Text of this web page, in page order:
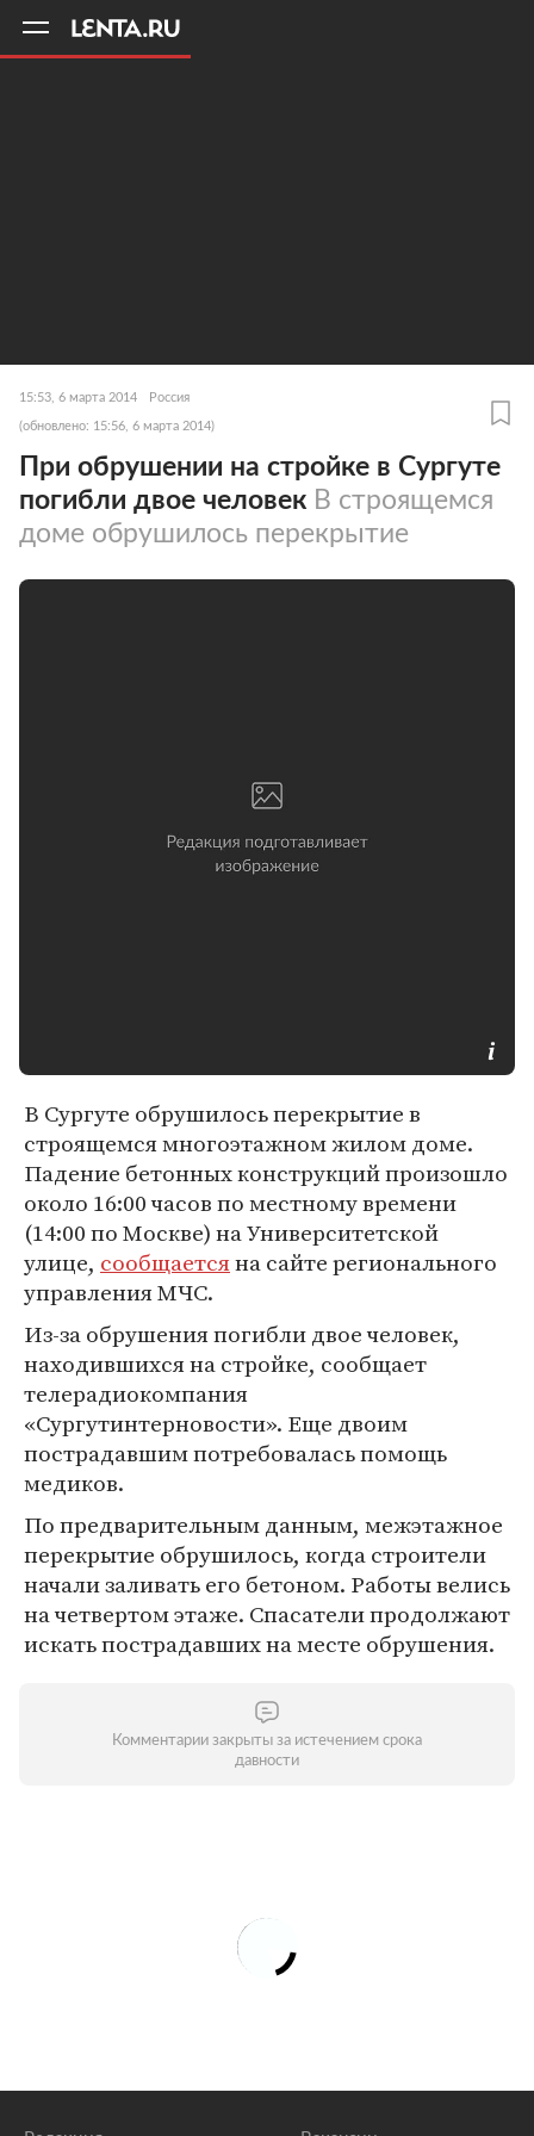
15:53, 6 марта 2014 Россия
(обновлено: 15:56, 6 марта 2014)
При обрушении на стройке в Сургуте
погибли двое человек В строящемся
доме обрушилось перекрытие
В Сургуте обрушилось перекрытие в
строящемся многоэтажном жилом доме.
Падение бетонных конструкций произошло
около 16:00 часов по местному времени
(14:00 по Москве) на Университетской
улице, сообщаетсяна сайте регионального
управления МЧС.
Из-за обрушения погибли двое человек,
находившихся на стройке, сообщает
телерадиокомпания
«Сургутинтерновости». Еще двоим
пострадавшим потребовалась помощь
медиков.
По предварительным данным, межэтажное
перекрытие обрушилось, когда строители
начали заливать его бетоном. Работы велись
на четвертом этаже. Спасатели продолжают
искать пострадавших на месте обрушения.
Комментарии закрыты за истечением срока
давности